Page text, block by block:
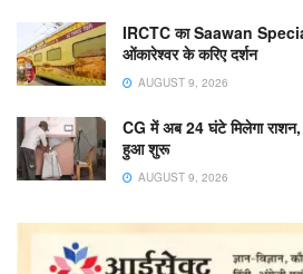
IRCTC का Saawan
ओंकारेश्वर के करिए दर्शन
AUGUST 9, 2026
CG में अब 24 घंटे मिलेगा राशन,
हुआ शुरू
AUGUST 9, 2026